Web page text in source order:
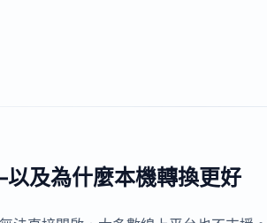
及為什麼本機轉換更好